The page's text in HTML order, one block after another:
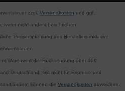
zzgl. Versandkosten und ggf.
wenn nicht anders beschrieben
Preisempfehlung des Herstellers inklusive
Warenwert der Rücksendung über 40€
Deutschland. Gilt nicht für Express- und
können die Versandkosten abweichen.